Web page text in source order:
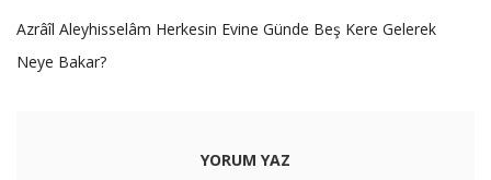
Azrâîl Aleyhisselâm Herkesin Evine Günde Beş Kere Gelerek
Neye Bakar?
YORUM YAZ